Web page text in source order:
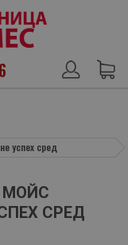
успех сред
СРЕД